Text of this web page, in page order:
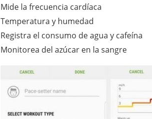
Mide la frecuencia cardíaca
Temperatura y humedad
Registra el consumo de agua y cafeína
Monitorea del azúcar en la sangre